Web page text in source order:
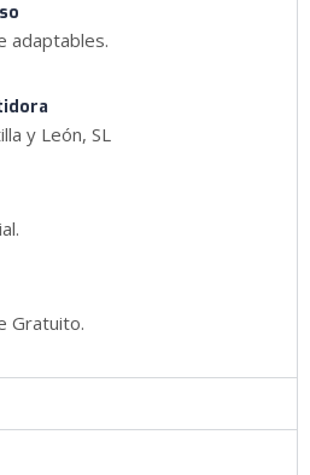
adaptables.
y León, SL
Gratuito.